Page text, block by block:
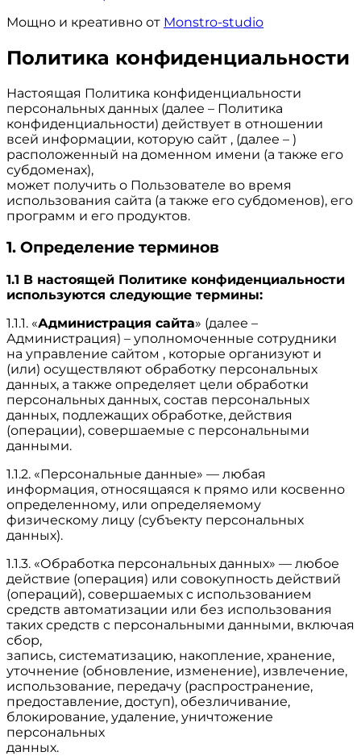
Мощно и креативно от Monstro-studio
Политика конфиденциальности
Настоящая Политика конфиденциальности
персональных данных (далее – Политика
конфиденциальности) действует в отношении
всей информации, которую сайт , (далее – )
расположенный на доменном имени (а также его
субдоменах),
может получить о Пользователе во время
использования сайта (а также его субдоменов), его
программ и его продуктов.
1. Определение терминов
1.1 В настоящей Политике конфиденциальности
используются следующие термины:
1.1.1. «Администрация сайта» (далее –
Администрация) – уполномоченные сотрудники
на управление сайтом , которые организуют и
(или) осуществляют обработку персональных
данных, а также определяет цели обработки
персональных данных, состав персональных
данных, подлежащих обработке, действия
(операции), совершаемые с персональными
данными.
1.1.2. «Персональные данные» — любая
информация, относящаяся к прямо или косвенно
определенному, или определяемому
физическому лицу (субъекту персональных
данных).
1.1.3. «Обработка персональных данных» — любое
действие (операция) или совокупность действий
(операций), совершаемых с использованием
средств автоматизации или без использования
таких средств с персональными данными, включая
сбор,
запись, систематизацию, накопление, хранение,
уточнение (обновление, изменение), извлечение,
использование, передачу (распространение,
предоставление, доступ), обезличивание,
блокирование, удаление, уничтожение
персональных
данных.